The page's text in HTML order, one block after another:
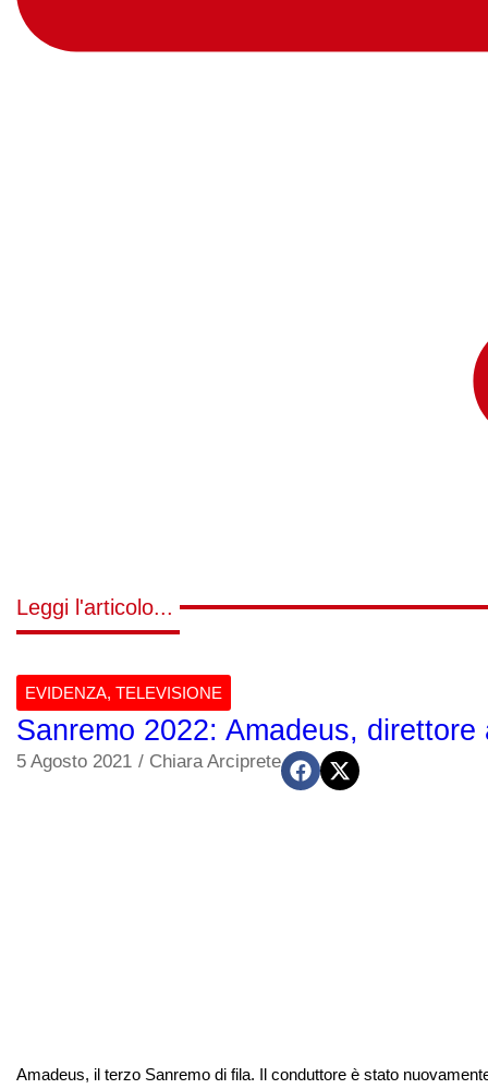
Leggi l'articolo...
EVIDENZA, TELEVISIONE
Sanremo 2022: Amadeus,
5 Agosto 2021 / Chiara Arciprete
Amadeus, il terzo Sanremo di fila. Il conduttore è stato